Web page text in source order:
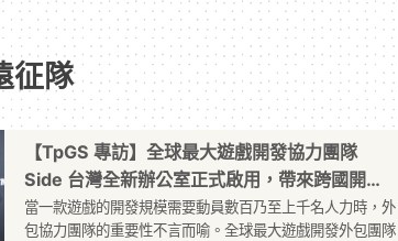
征隊
【TpGS 專訪】全球最大遊戲開發協力團隊
Side 台灣全新辦公室正式啟用，帶來跨國開發
新機遇
當一款遊戲的開發規模需要動員數百乃至上千名人力時，外
包協力團隊的重要性不言而喻。全球最大遊戲開發外包團隊